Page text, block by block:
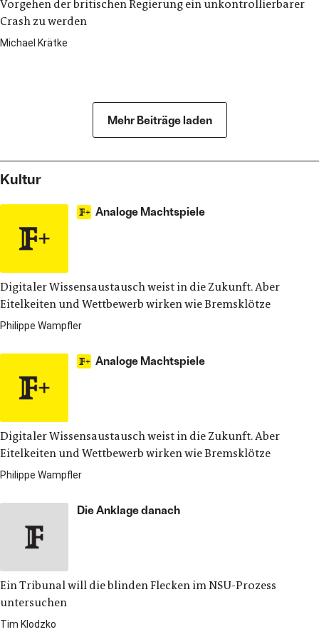
Vorgehen der britischen Regierung ein unkontrollierbarer
Crash zu werden
Michael Krätke
Mehr Beiträge laden
Kultur
Analoge Machtspiele
Digitaler Wissensaustausch weist in die Zukunft. Aber
Eitelkeiten und Wettbewerb wirken wie Bremsklötze
Philippe Wampfler
Analoge Machtspiele
Digitaler Wissensaustausch weist in die Zukunft. Aber
Eitelkeiten und Wettbewerb wirken wie Bremsklötze
Philippe Wampfler
Die Anklage danach
Ein Tribunal will die blinden Flecken im NSU-Prozess
untersuchen
Tim Klodzko